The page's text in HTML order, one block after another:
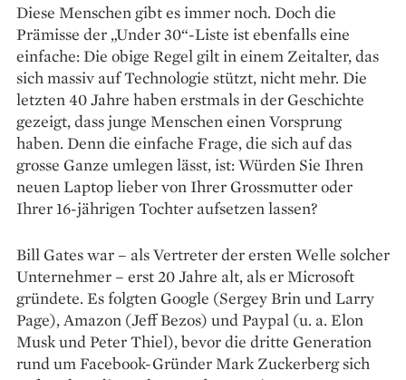
Diese Menschen gibt es immer noch. Doch die
Prämisse der „Under 30“-Liste ist ebenfalls eine
einfache: Die obige Regel gilt in einem Zeit­alter, das
sich massiv auf Technologie stützt, nicht mehr. Die
letzten 40 Jahre haben erstmals in der Geschichte
gezeigt, dass junge Menschen einen Vorsprung
haben. Denn die einfache Frage, die sich auf das
grosse Ganze umlegen lässt, ist: Würden Sie Ihren
neuen Laptop lieber von Ihrer Grossmutter oder
Ihrer 16-jährigen Tochter auf­setzen lassen?
Bill Gates war – als Vertreter der ersten ­Welle solcher
Unternehmer – erst 20 Jahre alt, als er Microsoft
gründete. Es folgten Google (Sergey Brin und Larry
Page), Amazon (Jeff Bezos) und Paypal (u. a. Elon
Musk und Peter Thiel), bevor die dritte Generation
rund um Facebook-Gründer Mark Zuckerberg sich